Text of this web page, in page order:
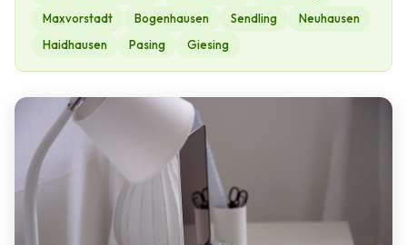
Maxvorstadt
Bogenhausen Sendling
Neuhausen
Haidhausen
Pasing Giesing